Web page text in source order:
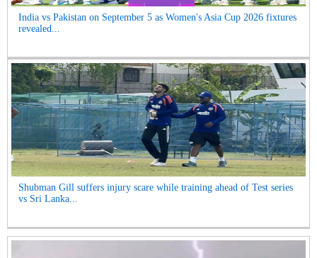
India vs Pakistan on September 5 as Women's Asia Cup 2026 fixtures
revealed...
Shubman Gill suffers injury scare while training ahead of Test series
vs Sri Lanka...